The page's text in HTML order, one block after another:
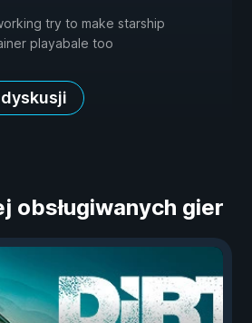
try to make starship
playabale too
dyskusji
obsługiwanych gier